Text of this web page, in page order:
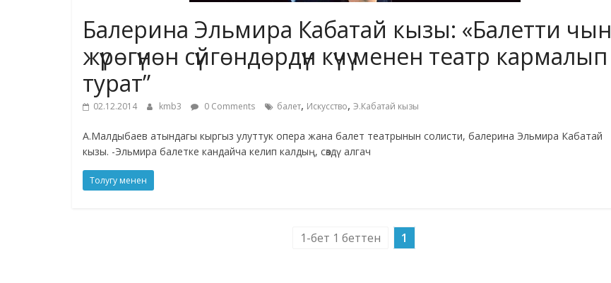
Балерина Эльмира Кабатай кызы: «Балетти чын
жүрөгүнөн сүйгөндөрдүн күчү менен театр кармалып
турат”
02.12.2014 kmb3 0 Comments балет, Искусство, Э.Кабатай кызы
А.Малдыбаев атындагы кыргыз улуттук опера жана балет театрынын солисти, балерина Эльмира Кабатай
кызы. -Эльмира балетке кандайча келип калдың, сөздү алгач
Толугу менен
1-бет 1 беттен 1